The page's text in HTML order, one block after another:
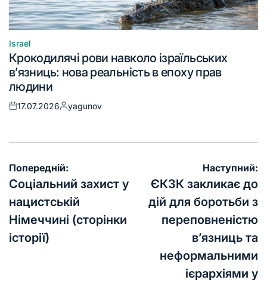
Israel
Крокодилячі рови навколо ізраїльських
в’язниць: нова реальність в епоху прав
людини
17.07.2026 yagunov
Попередній:
Соціальний захист у
нацистській
Німеччині (сторінки
історії)
Наступний:
ЄКЗК закликає до
дій для боротьби з
переповненістю
в’язниць та
неформальними
ієрархіями у